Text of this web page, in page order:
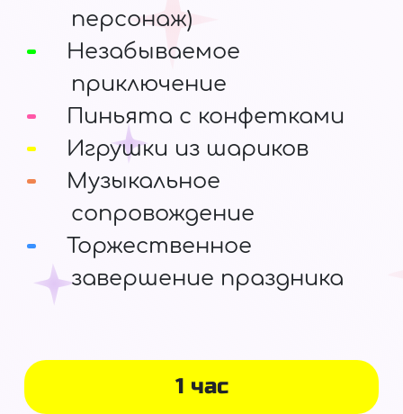
1 час
персонаж)
Незабываемое
приключение
Пиньята с конфетками
Игрушки из шариков
Музыкальное
сопровождение
Торжественное
завершение праздника